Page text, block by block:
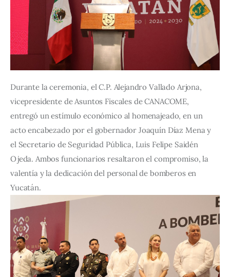
Durante la ceremonia, el C.P. Alejandro Vallado Arjona,
vicepresidente de Asuntos Fiscales de CANACOME,
entregó un estímulo económico al homenajeado, en un
acto encabezado por el gobernador Joaquín Díaz Mena y
el Secretario de Seguridad Pública, Luis Felipe Saidén
Ojeda. Ambos funcionarios resaltaron el compromiso, la
valentía y la dedicación del personal de bomberos en
Yucatán.